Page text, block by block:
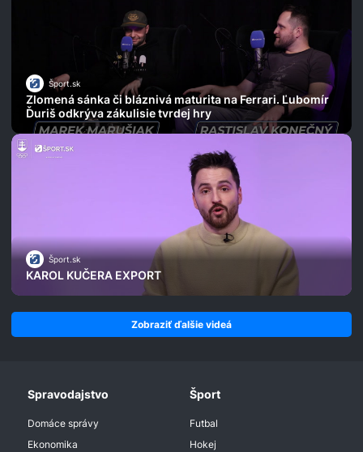
Šport.sk
Zlomená sánka či bláznivá maturita na Ferrari. Ľubomír
Ďuriš odkrýva zákulisie tvrdej hry
Šport.sk
KAROL KUČERA EXPORT
Zobraziť ďalšie videá
Spravodajstvo
Domáce správy
Ekonomika
Šport
Futbal
Hokej